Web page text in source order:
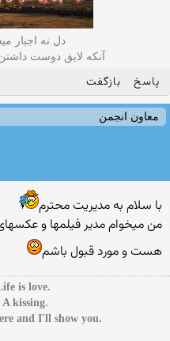
دل نه اجبار
آنکه لایق دوست
پاسخ بازگفت
معاون انجمن
با سلام به مدیریت محترم
من میخوام مدیر فیلمها و
هست و مورد قبول باشم
.What's life? Life is love
.What's love? A kissing
.What's kissing? Come here and I'll show you